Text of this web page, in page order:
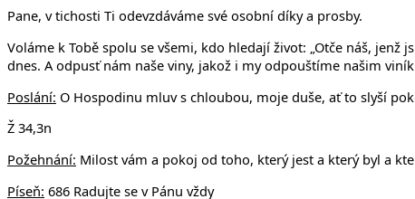
Pane, v tichosti Ti odevzdáváme své osobní díky a prosby.
Voláme k Tobě spolu se všemi, kdo hledají život: „Otče náš, jenž
dnes. A odpusť nám naše viny, jakož i my odpouštíme našim
Poslání: O Hospodinu mluv s chloubou, moje duše, ať to slyší
Ž 34,3n
Požehnání: Milost vám a pokoj od toho, který jest a který byl a
Píseň: 686 Radujte se v Pánu vždy